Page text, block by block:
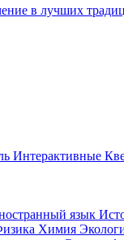
в лучших
Интерактивные
язык
Химия